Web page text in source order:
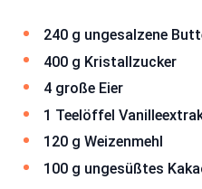
240 g ungesalzene
400 g Kristallzucker
4 große Eier
1 Teelöffel
120 g Weizenmehl
100 g ungesüßtes